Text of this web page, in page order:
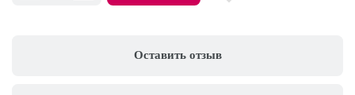
Оставить отзыв